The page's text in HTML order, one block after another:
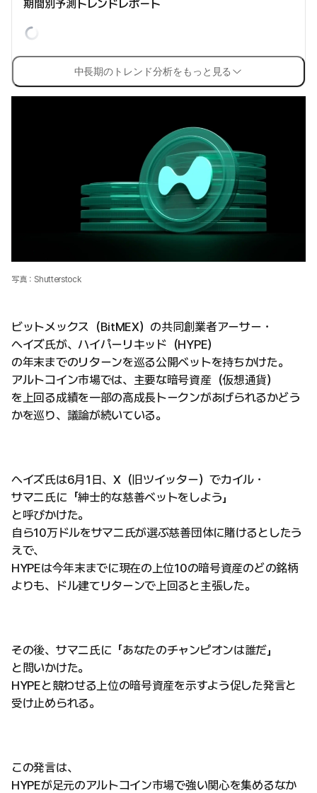
期間別予測トレンドレポート
中長期のトレンド分析をもっと見る
写真：Shutterstock
ビットメックス（BitMEX）の共同創業者アーサー・
ヘイズ氏が、ハイパーリキッド（HYPE）
の年末までのリターンを巡る公開ベットを持ちかけた。
アルトコイン市場では、主要な暗号資産（仮想通貨）
を上回る成績を一部の高成長トークンがあげられるかどう
かを巡り、議論が続いている。
ヘイズ氏は6月1日、X（旧ツイッター）でカイル・
サマニ氏に「紳士的な慈善ベットをしよう」
と呼びかけた。
自ら10万ドルをサマニ氏が選ぶ慈善団体に賭けるとしたう
えで、
HYPEは今年末までに現在の上位10の暗号資産のどの銘柄
よりも、ドル建てリターンで上回ると主張した。
その後、サマニ氏に「あなたのチャンピオンは誰だ」
と問いかけた。
HYPEと競わせる上位の暗号資産を示すよう促した発言と
受け止められる。
この発言は、
HYPEが足元のアルトコイン市場で強い関心を集めるなか